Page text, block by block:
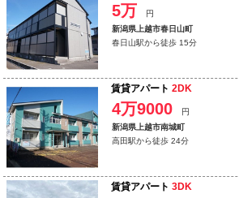
5万
円
新潟県上越市春日山町
春日山駅から徒歩 15分
賃貸アパート 2DK
4万9000
円
新潟県上越市南城町
高田駅から徒歩 24分
賃貸アパート 3DK